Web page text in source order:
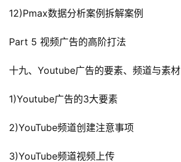
12)Pmax数据分析案例拆解案例
Part 5 视频广告的高阶打法
十九、Youtube广告的要素、频道与素材
1)Youtube广告的3大要素
2)YouTube频道创建注意事项
3)YouTube频道视频上传